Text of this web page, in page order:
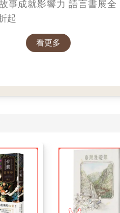
成就影響力 語言書展全
起
看更多